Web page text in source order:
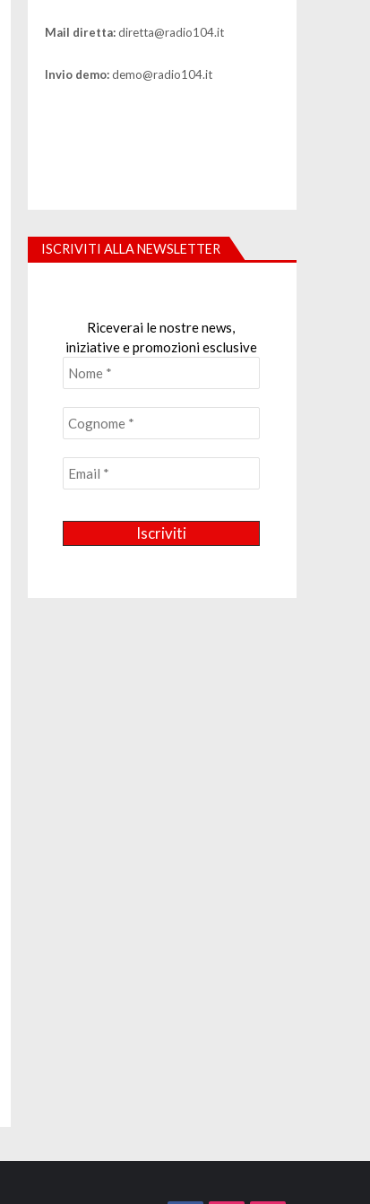
Mail diretta:diretta@radio104.it
Invio demo:demo@radio104.it
ISCRIVITI ALLA NEWSLETTER
Riceverai le nostre news,
iniziative e promozioni esclusive